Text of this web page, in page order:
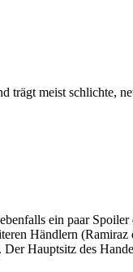
trägt meist schlichte,
ein paar Spoiler
Händlern
Hauptsitz des